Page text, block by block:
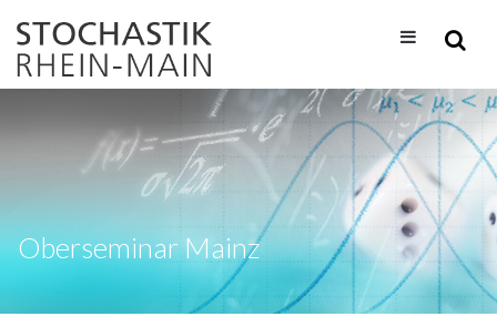
Inhalt
springen
Oberseminar Mainz